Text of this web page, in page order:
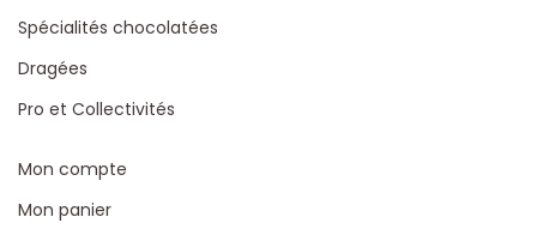
Spécialités chocolatées
Dragées
Pro et Collectivités
Mon compte
Mon panier